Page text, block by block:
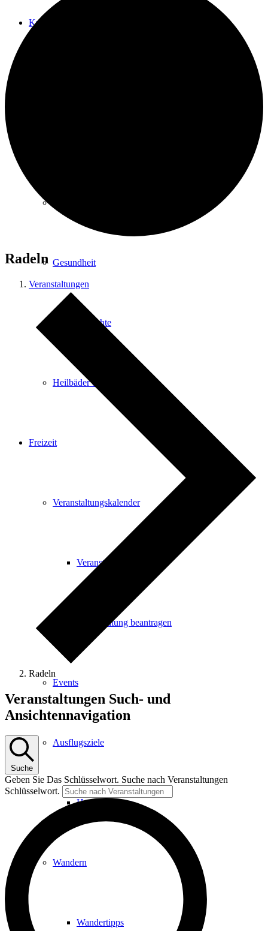
Kur & Tourismus
Gesundheit
Stadtgeschichte
Heilbäder & Kurorte
Freizeit
Veranstaltungskalender
Veranstaltungskalender
Veranstaltung beantragen
Events
Ausflugsziele
Hardtbergturm
Wandern
Wandertipps
Radeln
Veranstaltungen
Radeln
Veranstaltungen
Veranstaltungen Such- und
Ansichtennavigation
Suche
Geben Sie Das Schlüsselwort. Suche nach Veranstaltungen
Schlüsselwort.